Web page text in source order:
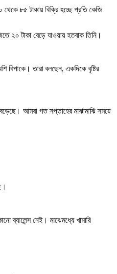
থেকে ৮৫ টাকায় বিক্রি হচ্ছে প্রতি কেজি
২০ টাকা বেড়ে যাওয়ায় হতবাক তিনি।
বিপাকে। তারা বলছেন, একদিকে বৃষ্টির
আমরা গত সপ্তাহের মাঝামাঝি সময়ে
ব্যালেন্স নেই। মাঝেমধ্যে খামারি